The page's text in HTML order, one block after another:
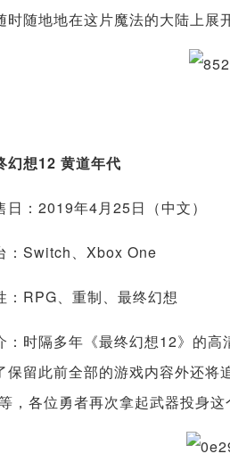
时随地地在这片魔法的大陆上展
幻想12 黄道年代
日：2019年4月25日（中文）
：Switch、Xbox One
：RPG、重制、最终幻想
：时隔多年《最终幻想12》的
保留此前全部的游戏内容外还将
，各位勇者再次拿起武器投身